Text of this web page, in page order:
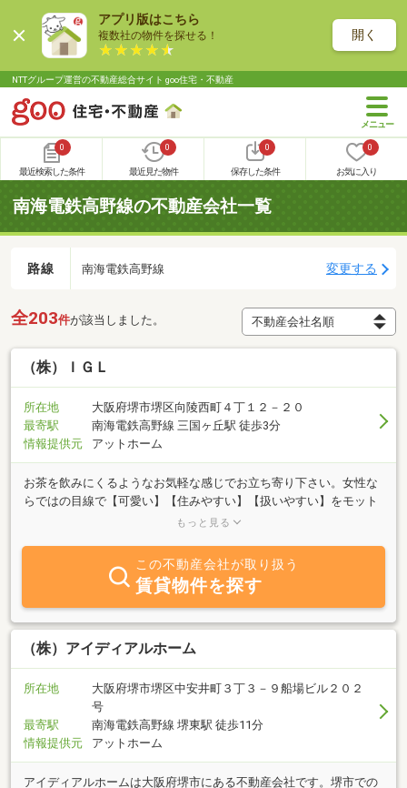
アプリ版はこちら
複数社の物件を探せる！ 開く
NTTグループ運営の不動産総合サイト goo住宅・不動産
0
最近検索した条件
0
最近見た物件
0
保存した条件
0
お気に入り
南海電鉄高野線の不動産会社一覧
路線 南海電鉄高野線 変更する
全203件が該当しました。
（株）ＩＧＬ
所在地
大阪府堺市堺区向陵西町４丁１２－２０
最寄駅
南海電鉄高野線 三国ヶ丘駅 徒歩3分
情報提供元
アットホーム
お茶を飲みにくるようなお気軽な感じでお立ち寄り下さい。女性な
らではの目線で【可愛い】【住みやすい】【扱いやすい】をモット
ーにしっかりお手伝いをさせて頂きます。お店はお客様と社員が財
に今日のご縁に感謝しお客様のご希望に沿える物件を全力でお探し
します。当社は堺市内を中心に売買、賃貸、管理を主な業務とする
会社です。引越しやリフォームのご相談もさせて頂いております。
また、家財にかける少額短期保険から火災保険までご案内できます
のでお気軽にご相談下さいませ。まずはお電話くださいませー
もっと見る
この不動産会社が取り扱う
賃貸物件を探す
（株）アイディアルホーム
所在地
大阪府堺市堺区中安井町３丁３－９船場ビル２０２
号
最寄駅
南海電鉄高野線 堺東駅 徒歩11分
情報提供元
アットホーム
アイディアルホームは大阪府堺市にある不動産会社です。堺市での